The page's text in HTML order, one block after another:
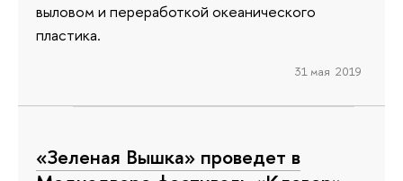
выловом и переработкой океанического
пластика.
31 мая 2019
«Зеленая Вышка» проведет в